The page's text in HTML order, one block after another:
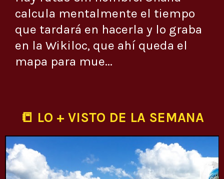
calcula mentalmente el tiempo
que tardará en hacerla y lo graba
en la Wikiloc, que ahí queda el
mapa para mue...
📒 LO + VISTO DE LA SEMANA